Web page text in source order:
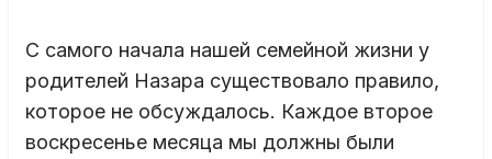
С самого начала нашей семейной жизни у
родителей Назара существовало правило,
которое не обсуждалось. Каждое второе
воскресенье месяца мы должны были